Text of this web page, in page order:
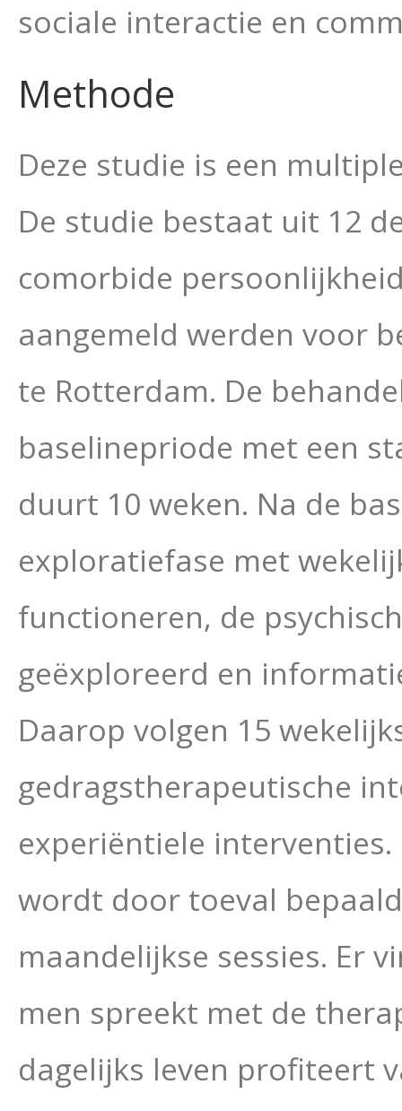
sociale interactie en
Methode
Deze studie is een
De studie bestaat uit 12
comorbide
aangemeld werden voor
te Rotterdam. De
baselinepriode met een
duurt 10 weken. Na de
exploratiefase met
functioneren, de
geëxploreerd en
Daarop volgen 15
gedragstherapeutische
experiëntiele
wordt door toeval
maandelijkse sessies. Er
men spreekt met de
dagelijks leven profiteert